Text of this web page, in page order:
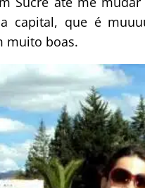
capital, que é
muito boas.